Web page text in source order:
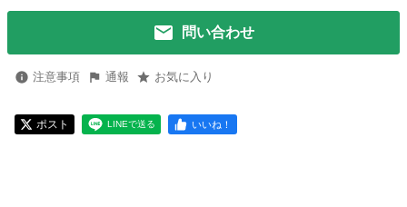
問い合わせ
注意事項 通報 お気に入り
ポスト LINEで送る いいね！